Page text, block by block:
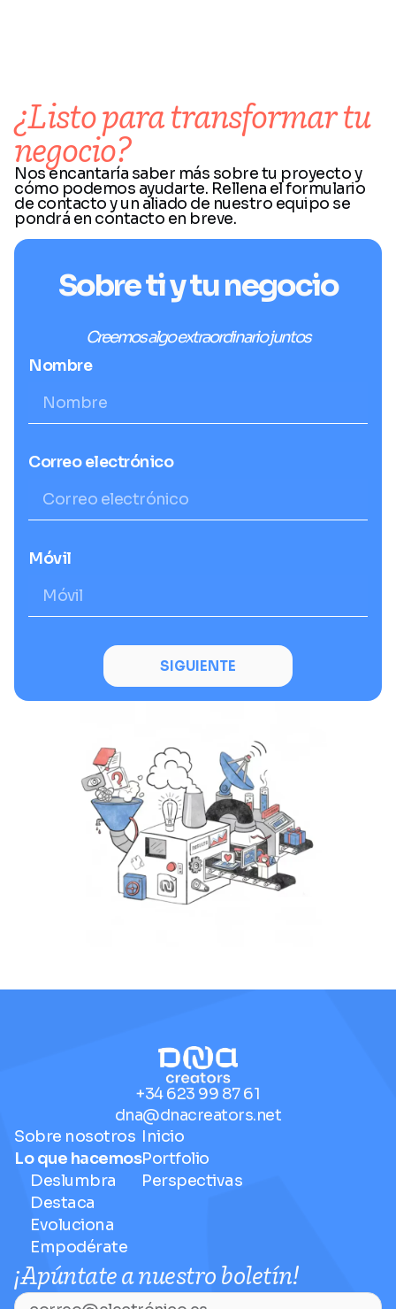
¿Listo para transformar tu
negocio?
Nos encantaría saber más sobre tu proyecto y
cómo podemos ayudarte. Rellena el formulario
de contacto y un aliado de nuestro equipo se
pondrá en contacto en breve.
Sobre ti y tu negocio
Creemos algo extraordinario juntos
Nombre
Correo electrónico
Móvil
SIGUIENTE
+34 623 99 87 61
dna@dnacreators.net
Sobre nosotros
Lo que hacemos
Deslumbra
Destaca
Evoluciona
Empodérate
Inicio
Portfolio
Perspectivas
¡Apúntate a nuestro boletín!